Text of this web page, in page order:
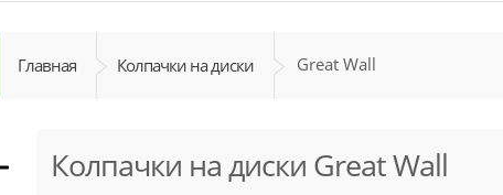
Главная Колпачки на диски Great Wall
Колпачки на диски Great Wall